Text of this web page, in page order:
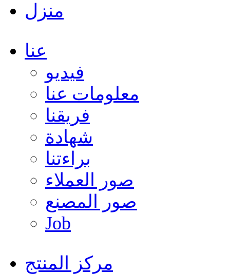
منزل
عنا
فيديو
معلومات عنا
فريقنا
شهادة
براءتنا
صور العملاء
صور المصنع
Job
مركز المنتج